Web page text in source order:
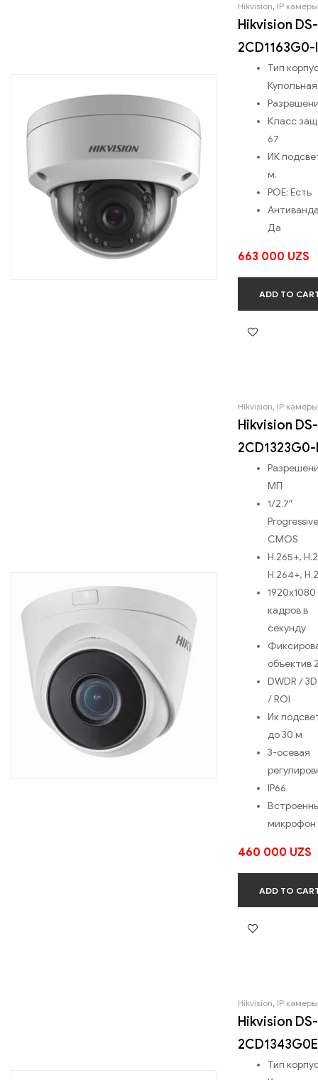
Hikvision, IP камеры
Hikvision DS-
2CD1163G0-I
Тип
Купольная
Класс
67
ИК
м.
POE: Есть
Да
663 000 UZS
ADD TO
Hikvision, IP камеры
Hikvision DS-
2CD1323G0-
МП
1/2.7″
CMOS
H.265+,
H.264+,
кадров в
секунду
объектив
DWDR /
/ ROI
Ик
до 30 м
3-осевая
IP66
микрофон
460 000 UZS
ADD TO
Hikvision IP камеры
Hikvision DS-
Тип